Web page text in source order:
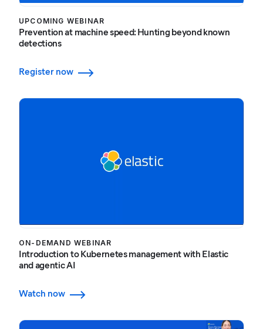
UPCOMING WEBINAR
Prevention at machine speed: Hunting beyond known
detections
Register now
ON-DEMAND WEBINAR
Introduction to Kubernetes management with Elastic
and agentic AI
Watch now